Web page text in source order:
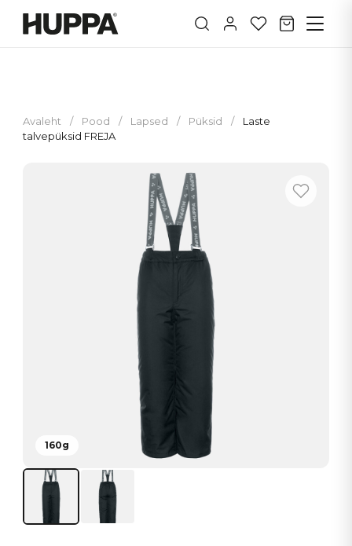
Avaleht / Pood / Lapsed / Püksid /
Laste
talvepüksid FREJA
160g